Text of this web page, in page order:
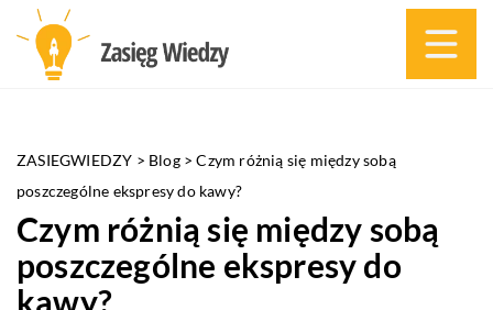
ZASIEGWIEDZY > Blog>Czym różnią się między sobą
poszczególne ekspresy do kawy?
Czym różnią się między sobą
poszczególne ekspresy do
kawy?